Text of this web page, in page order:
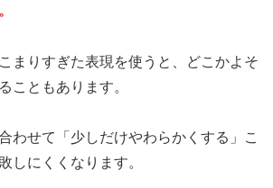
まりすぎた表現を使うと、どこかよそ
こともあります。
わせて「少しだけやわらかくする」こ
しにくくなります。